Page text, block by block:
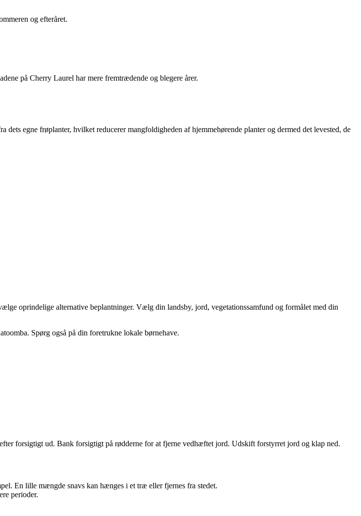
og efteråret.
på Cherry Laurel har mere fremtrædende og blegere årer.
egne frøplanter, hvilket reducerer mangfoldigheden af hjemmehørende planter og dermed det levested, de
oprindelige alternative beplantninger. Vælg din landsby, jord, vegetationssamfund og formålet med din
Spørg også på din foretrukne lokale børnehave.
forsigtigt ud. Bank forsigtigt på rødderne for at fjerne vedhæftet jord. Udskift forstyrret jord og klap ned.
En lille mængde snavs kan hænges i et træ eller fjernes fra stedet.
perioder.